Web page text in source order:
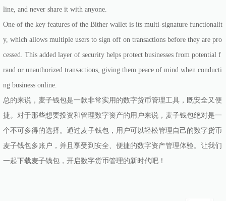
line, and never share it with anyone.
One of the key features of the Bither wallet is its multi-signature functionalit
y, which allows multiple users to sign off on transactions before they are pro
cessed. This added layer of security helps protect businesses from potential f
raud or unauthorized transactions, giving them peace of mind when conducti
ng business online.
总的来说，麦子钱包是一款非常实用的数字货币管理工具，既安全又便
捷。对于那些想要投资和管理数字资产的用户来说，麦子钱包绝对是一
个不可多得的选择。通过麦子钱包，用户可以轻松管理自己的数字货币
麦子钱包多账户，并且享受到安全、便捷的数字资产管理体验。让我们
一起下载麦子钱包，开启数字货币管理的新时代吧！